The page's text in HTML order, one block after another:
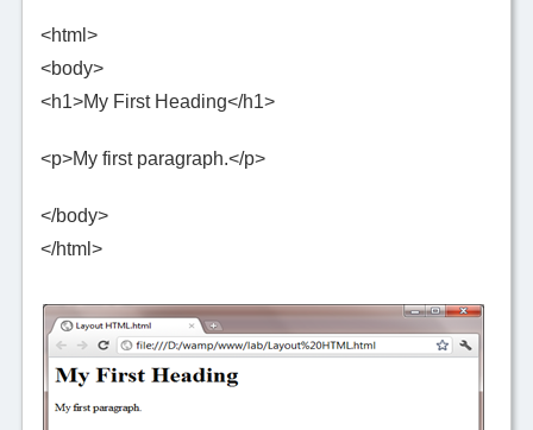
<html>
<body>
<h1>My First Heading</h1>
<p>My first paragraph.</p>
</body>
</html>